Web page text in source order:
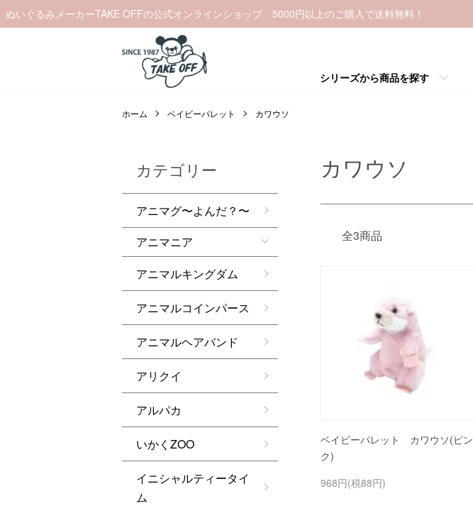
ぬいぐるみメーカーTAKE OFFの公式オンラインショップ 5000円以上のご購入で送料無料！
シリーズから商品を探す
ホーム ベイビーパレット カワウソ
カワウソ
全3商品
ベイビーパレット カワウソ(ピン
ク)
968円(税88円)
カテゴリー
アニマグ〜よんだ？〜
アニマニア
アニマルキングダム
アニマルコインパース
アニマルヘアバンド
アリクイ
アルパカ
いかくZOO
イニシャルティータイ
ム